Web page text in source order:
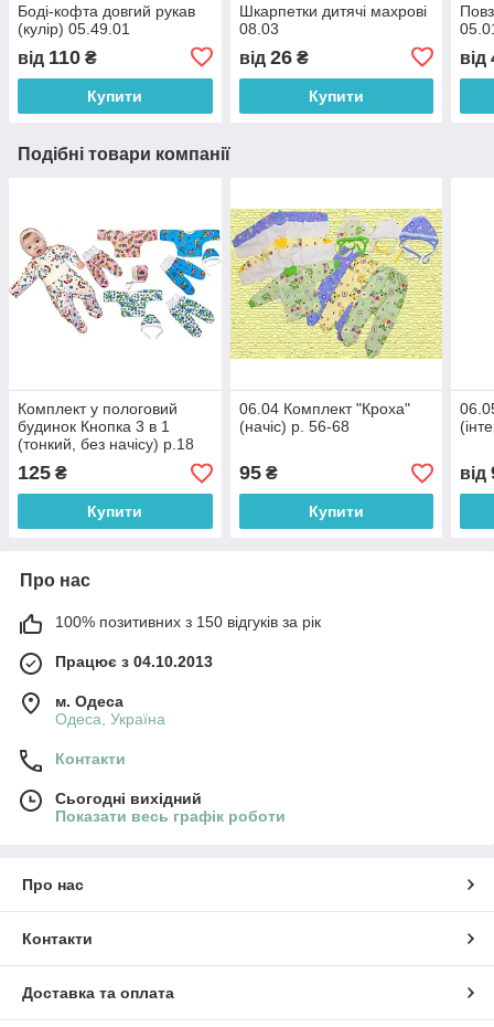
Боді-кофта довгий рукав
(кулір) 05.49.01
від 110 ₴
Купити
Шкарпетки дитячі махрові
08.03
від 26₴
Купити
від
Подібні товари компанії
Комплект у пологовий
будинок Кнопка 3 в 1
(тонкий, без начісу) р.18
06.10.01
125 ₴
Купити
06.04 Комплект "Кроха"
(начіс) р. 56-68
95₴
Купити
від
Про нас
100% позитивних з 150 відгуків за рік
Працює з 04.10.2013
м. Одеса
Одеса, Україна
Контакти
Сьогодні вихідний
Показати весь графік роботи
Про нас
Контакти
Доставка та оплата